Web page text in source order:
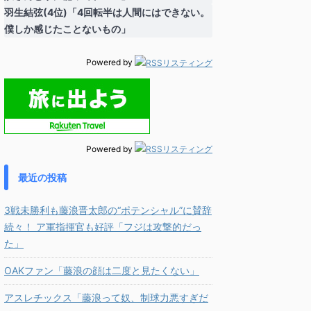
羽生結弦(4位)「4回転半は人間にはできない。
僕しか感じたことないもの」
Powered by
Powered by
最近の投稿
3戦未勝利も藤浪晋太郎の“ポテンシャル”に賛辞
続々！ ア軍指揮官も好評「フジは攻撃的だっ
た」
OAKファン「藤浪の顔は二度と見たくない」
アスレチックス「藤浪って奴、制球力悪すぎだ